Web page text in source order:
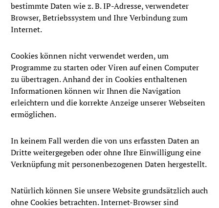
bestimmte Daten wie z. B. IP-Adresse, verwendeter
Browser, Betriebssystem und Ihre Verbindung zum
Internet.
Cookies können nicht verwendet werden, um
Programme zu starten oder Viren auf einen Computer
zu übertragen. Anhand der in Cookies enthaltenen
Informationen können wir Ihnen die Navigation
erleichtern und die korrekte Anzeige unserer Webseiten
ermöglichen.
In keinem Fall werden die von uns erfassten Daten an
Dritte weitergegeben oder ohne Ihre Einwilligung eine
Verknüpfung mit personenbezogenen Daten hergestellt.
Natürlich können Sie unsere Website grundsätzlich auch
ohne Cookies betrachten. Internet-Browser sind